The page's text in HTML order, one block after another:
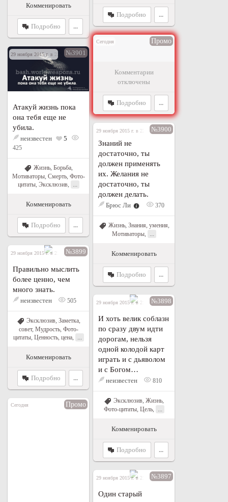
Подробно ...
Комменировать
Подробно ...
Сегодня Промо
Комментарии
отключены
Подробно ...
29 ноября 2015 г. в 22:33 №3901
Атакуй жизнь пока
она тебя еще не
убила.
неизвестен 5
425
Жизнь, Борьба,
Мотиваторы, Смерть, Фото-
цитаты, Эксклюзив, ...
Комменировать
Подробно ...
29 ноября 2015 г. в 22:26 №3900
Знаний не
достаточно, ты
должен применять
их. Желания не
достаточно, ты
должен делать.
Брюс Ли 370
Жизнь, Знания, умения,
Мотиваторы, ...
Комменировать
Подробно ...
29 ноября 2015 г. в 21:35 №3899
Правильно мыслить
более ценно, чем
много знать.
неизвестен 505
Эксклюзив, Заметка,
совет, Мудрость, Фото-
цитаты, Ценность, цена, ...
Комменировать
Подробно ...
29 ноября 2015 г. в 21:04 №3898
И хоть велик соблазн
по сразу двум идти
дорогам, нельзя
одной колодой карт
играть и с дьяволом
и с Богом…
неизвестен 810
Эксклюзив, Жизнь,
Фото-цитаты, Цель, ...
Комменировать
Подробно ...
Сегодня Промо
29 ноября 2015 г. в 21:00 №3897
Один старый